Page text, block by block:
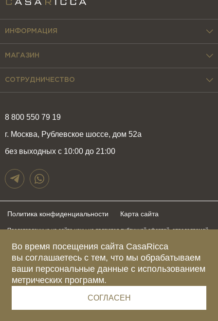
Во время посещения сайта CasaRicca
вы соглашаетесь с тем, что мы обрабатываем
ваши персональные данные с использованием
метрических программ.
СОГЛАСЕН
8 800 550 79 19
г. Москва, Рублевское шоссе, дом 52а
без выходных с 10:00 до 21:00
ИНФОРМАЦИЯ
МАГАЗИН
СОТРУДНИЧЕСТВО
Политика конфиденциальности Карта сайта
Представленные на сайте цены не являются публичной офертой, определяемой
быть изменены в любое время без предупреждения. Для получения актуальной и
подробной информации о стоимости, сроках и условиях поставки просьба
обращаться к менеджерам по указанным выше телефонам
Зарегистрированное название компании
Адрес Ш. РУБЛЁВСКОЕ, Д. 52А, ПОМЕЩ. I ЭТАЖ 2, КОМ. 81 Г.МОСКВА, ВН.ТЕР.
Телефон компании +79015477974